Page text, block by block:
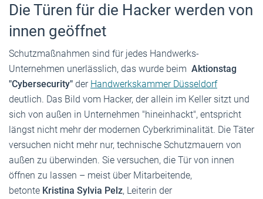
Die Türen für die Hacker werden von
innen geöffnet
Schutzmaßnahmen sind für jedes Handwerks-
Unternehmen unerlässlich, das wurde beim Aktionstag
"Cybersecurity" der Handwerkskammer Düsseldorf
deutlich. Das Bild vom Hacker, der allein im Keller sitzt und
sich von außen in Unternehmen "hineinhackt", entspricht
längst nicht mehr der modernen Cyberkriminalität. Die Täter
versuchen nicht mehr nur, technische Schutzmauern von
außen zu überwinden. Sie versuchen, die Tür von innen
öffnen zu lassen – meist über Mitarbeitende,
betonte Kristina Sylvia Pelz, Leiterin der